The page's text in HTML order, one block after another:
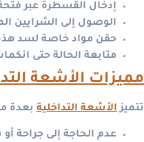
إدخال القسطرة عبر
الوصول إلى الشرايين
حقن مواد خاصة لسد
متابعة الحالة حتى
مميزات الأشعة
تتميزالأشعة التداخلية بعدة
عدم الحاجة إلى جراحة